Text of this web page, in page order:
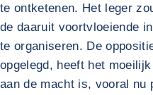
te ontketenen. Het leger
de daaruit voortvloeiende
te organiseren. De
opgelegd, heeft het
aan de macht is, vooral nu